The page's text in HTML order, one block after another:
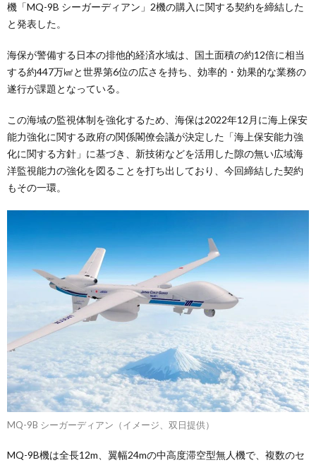
機「MQ-9B シーガーディアン」2機の購入に関する契約を締結した
と発表した。
海保が警備する日本の排他的経済水域は、国土面積の約12倍に相当
する約447万㎢と世界第6位の広さを持ち、効率的・効果的な業務の
遂行が課題となっている。
この海域の監視体制を強化するため、海保は2022年12月に海上保安
能力強化に関する政府の関係閣僚会議が決定した「海上保安能力強
化に関する方針」に基づき、新技術などを活用した隙の無い広域海
洋監視能力の強化を図ることを打ち出しており、今回締結した契約
もその一環。
MQ-9B シーガーディアン（イメージ、双日提供）
MQ-9B機は全長12m、翼幅24mの中高度滞空型無人機で、複数のセ